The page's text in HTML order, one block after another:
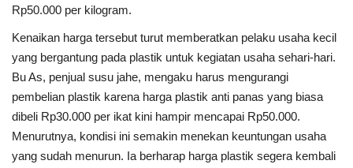
Layanan Publik
Perempuan/Anak
Rp50.000 per kilogram.
Kenaikan harga tersebut turut memberatkan pelaku usaha kecil
yang bergantung pada plastik untuk kegiatan usaha sehari-hari.
Bu As, penjual susu jahe, mengaku harus mengurangi
pembelian plastik karena harga plastik anti panas yang biasa
dibeli Rp30.000 per ikat kini hampir mencapai Rp50.000.
Menurutnya, kondisi ini semakin menekan keuntungan usaha
yang sudah menurun. Ia berharap harga plastik segera kembali